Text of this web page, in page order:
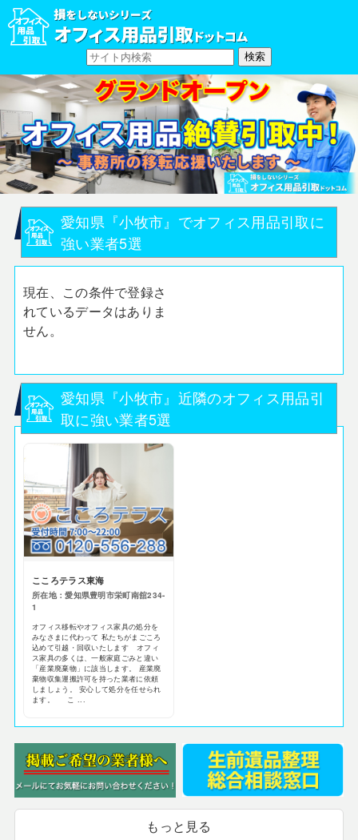
愛知県『小牧市』でオフィス用品引取に
強い業者5選
現在、この条件で登録さ
れているデータはありま
せん。
愛知県『小牧市』近隣のオフィス用品引
取に強い業者5選
こころテラス東海
所在地：愛知県豊明市栄町南舘234-
1
オフィス移転やオフィス家具の処分を
みなさまに代わって 私たちがまごころ
込めて引越・回収いたします オフィ
ス家具の多くは、一般家庭ごみと違い
「産業廃棄物」に該当します。 産業廃
棄物収集運搬許可を持った業者に依頼
しましょう。 安心して処分を任せられ
ます。 こ ...
もっと見る